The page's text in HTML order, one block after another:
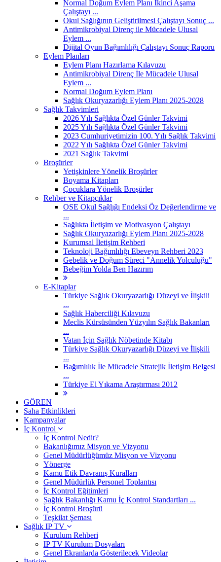
Normal Doğum Eylem Planı İkinci Aşama
Çalıştayı ...
Okul Sağlığının Geliştirilmesi Çalıştayı Sonuç ...
Antimikrobiyal Direnç ile Mücadele Ulusal
Eylem ...
Dijital Oyun Bağımlılığı Çalıştayı Sonuç Raporu
Eylem Planları
Eylem Planı Hazırlama Kılavuzu
Antimikrobiyal Direnç İle Mücadele Ulusal
Eylem ...
Normal Doğum Eylem Planı
Sağlık Okuryazarlığı Eylem Planı 2025-2028
Sağlık Takvimleri
2026 Yılı Sağlıkta Özel Günler Takvimi
2025 Yılı Sağlıkta Özel Günler Takvimi
2023 Cumhuriyetimizin 100. Yılı Sağlık Takvimi
2022 Yılı Sağlıkta Özel Günler Takvimi
2021 Sağlık Takvimi
Broşürler
Yetişkinlere Yönelik Broşürler
Boyama Kitapları
Çocuklara Yönelik Broşürler
Rehber ve Kitapçıklar
OSE Okul Sağlığı Endeksi Öz Değerlendirme ve
...
Sağlıkta İletişim ve Motivasyon Çalıştayı
Sağlık Okuryazarlığı Eylem Planı 2025-2028
Kurumsal İletişim Rehberi
Teknoloji Bağımlılığı Ebeveyn Rehberi 2023
Gebelik ve Doğum Süreci "Annelik Yolculuğu"
Bebeğim Yolda Ben Hazırım
E-Kitaplar
Türkiye Sağlık Okuryazarlığı Düzeyi ve İlişkili
...
Sağlık Haberciliği Kılavuzu
Meclis Kürsüsünden Yüzyılın Sağlık Bakanları
...
Vatan İçin Sağlık Nöbetinde Kitabı
Türkiye Sağlık Okuryazarlığı Düzeyi ve İlişkili
...
Bağımlılık İle Mücadele Stratejik İletişim Belgesi
...
Türkiye El Yıkama Araştırması 2012
GÖREN
Saha Etkinlikleri
Kampanyalar
İç Kontrol
İç Kontrol Nedir?
Bakanlığımız Misyon ve Vizyonu
Genel Müdürlüğümüz Misyon ve Vizyonu
Yönerge
Kamu Etik Davranış Kuralları
Genel Müdürlük Personel Toplantısı
İç Kontrol Eğitimleri
Sağlık Bakanlığı Kamu İç Kontrol Standartları ...
İç Kontrol Broşürü
Teşkilat Şeması
Sağlık IP TV
Kurulum Rehberi
IP TV Kurulum Dosyaları
Genel Ekranlarda Gösterilecek Videolar